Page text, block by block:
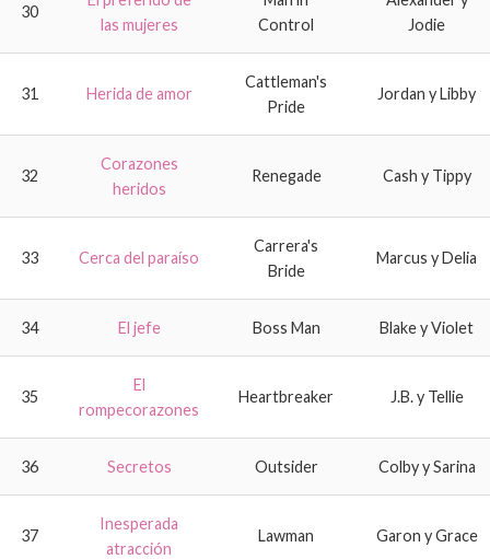
30
las mujeres
Control
Jodie
31 Herida de amor
Cattleman's
Pride
Jordan y Libby
32
Corazones
heridos
Renegade Cash y Tippy
33 Cerca del paraíso
Carrera's
Bride
Marcus y Delia
34 El jefe Boss Man Blake y Violet
35
El
rompecorazones
Heartbreaker J.B. y Tellie
36 Secretos Outsider Colby y Sarina
37
Inesperada
atracción
Lawman Garon y Grace